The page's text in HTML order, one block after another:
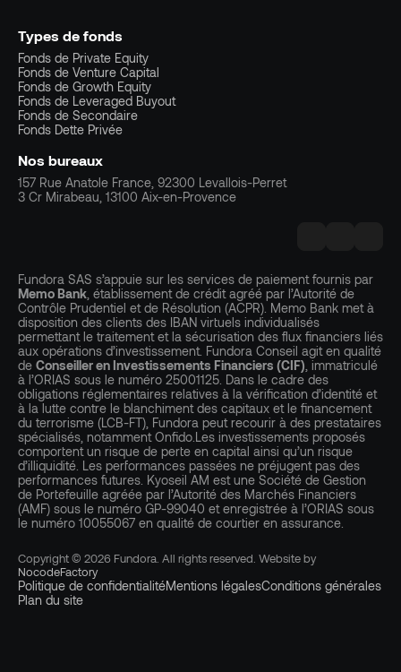
Types de fonds
Fonds de Private Equity
Fonds de Venture Capital
Fonds de Growth Equity
Fonds de Leveraged Buyout
Fonds de Secondaire
Fonds Dette Privée
Nos bureaux
157 Rue Anatole France, 92300 Levallois-Perret
3 Cr Mirabeau, 13100 Aix-en-Provence
Fundora SAS s’appuie sur les services de paiement fournis par
Memo Bank , établissement de crédit agréé par l’Autorité de
Contrôle Prudentiel et de Résolution (ACPR). Memo Bank met à
disposition des clients des IBAN virtuels individualisés
permettant le traitement et la sécurisation des flux financiers liés
aux opérations d’investissement. Fundora Conseil agit en qualité
de Conseiller en Investissements Financiers (CIF) , immatriculé
à l’ORIAS sous le numéro 25001125. Dans le cadre des
obligations réglementaires relatives à la vérification d’identité et
à la lutte contre le blanchiment des capitaux et le financement
du terrorisme (LCB-FT), Fundora peut recourir à des prestataires
spécialisés, notamment Onfido.Les investissements proposés
comportent un risque de perte en capital ainsi qu’un risque
d’illiquidité. Les performances passées ne préjugent pas des
performances futures. Kyoseil AM est une Société de Gestion
de Portefeuille agréée par l’Autorité des Marchés Financiers
(AMF) sous le numéro GP-99040 et enregistrée à l’ORIAS sous
le numéro 10055067 en qualité de courtier en assurance.
Copyright © 2026 Fundora. All rights reserved. Website by
NocodeFactory
Politique de confidentialitéMentions légalesConditions générales
Plan du site